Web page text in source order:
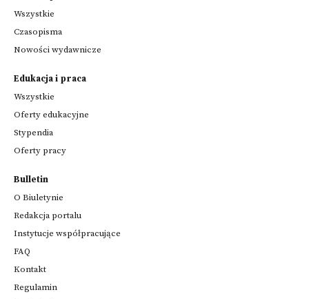
Wszystkie
Czasopisma
Nowości wydawnicze
Edukacja i praca
Wszystkie
Oferty edukacyjne
Stypendia
Oferty pracy
Bulletin
O Biuletynie
Redakcja portalu
Instytucje współpracujące
FAQ
Kontakt
Regulamin